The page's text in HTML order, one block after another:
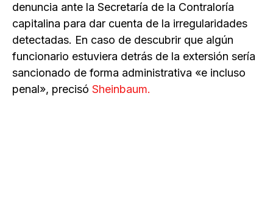
denuncia ante la Secretaría de la Contraloría
capitalina para dar cuenta de la irregularidades
detectadas. En caso de descubrir que algún
funcionario estuviera detrás de la extersión sería
sancionado de forma administrativa «e incluso
penal», precisó Sheinbaum.